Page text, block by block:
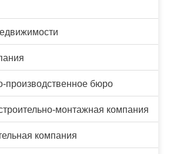
производственное бюро
монтажная компания
компания